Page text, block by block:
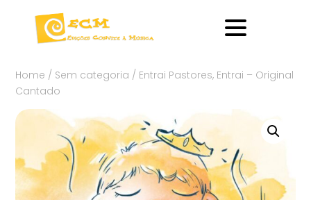
Home / Sem categoria / Entrai Pastores, Entrai – Original
Cantado